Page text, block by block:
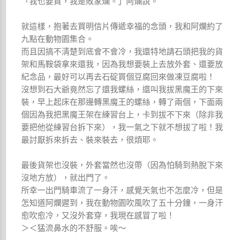
就這樣，抱著去買明信片傳遞幸福的念頭，我和阿爛約了
九點在動物園集合。
而且因搞不清楚到底會不會冷，我還特地請石頭把我的貨
架和馬鞍袋拿來還我，因為我想要裝上去放外套、還要放
紀念品，最好可以再去石碇買個豆腐回來做凍豆腐啦！
沒想到石大爺竟然忘了還我螺絲，還叫我拔黑魔王的下來
裝，早上起床在那邊轉黑魔王的螺絲，轉了兩個，下面兩
個因為我把黑魔王架在練習台上，卡到拔不下來（除非我
要把他從練習台拆下來），我一氣之下就不想拔了啦！我
最討厭拆來拆去、裝來裝去，很煩耶。
最後貨架也沒裝，外套當然也沒帶（因為怕騎到熱脫下來
沒地方放），就出門了。
所幸一出門騎車流了一身汗，感覺天氣也不怎麼冷，但是
怎知道阿爛遲到，我在動物園吹風吹了五十分鐘，一身汗
愈吹愈冷，又沒外套穿，我現在感冒了啦！
＞＜猛流鼻水的不舒服。唉～